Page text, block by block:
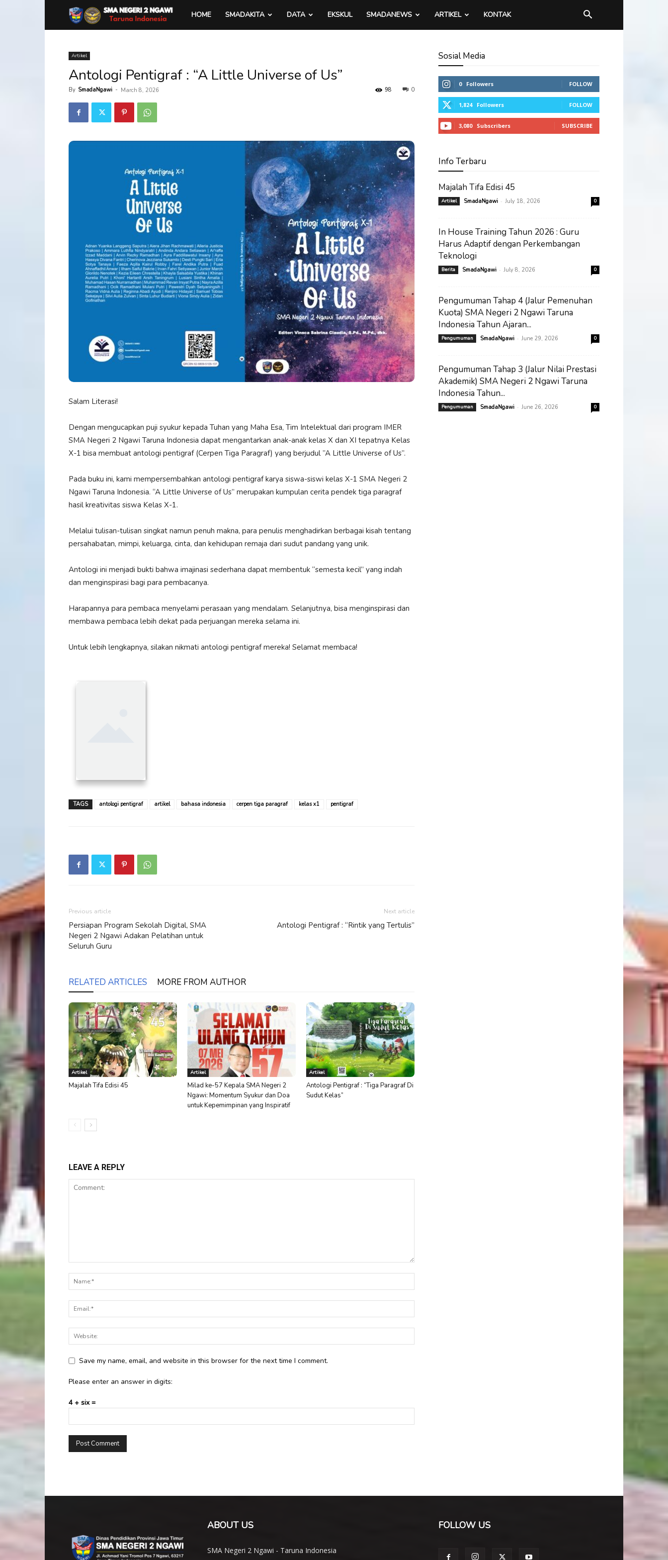
SMA
2
HOME SMADAKITA DATA EKSKUL SMADANEWS ARTIKEL KONTAK
Artikel
Antologi Pentigraf : “A Little Universe of Us”
By SmadaNgawi - March 8, 2026 0
98
Salam Literasi!
Dengan mengucapkan puji syukur kepada Tuhan yang Maha Esa, Tim Intelektual dari program IMER
SMA Negeri 2 Ngawi Taruna Indonesia dapat mengantarkan anak-anak kelas X dan XI tepatnya Kelas
X-1 bisa membuat antologi pentigraf (Cerpen Tiga Paragraf) yang berjudul ”A Little Universe of Us”.
Pada buku ini, kami mempersembahkan antologi pentigraf karya siswa-siswi kelas X-1 SMA Negeri 2
Ngawi Taruna Indonesia. “A Little Universe of Us” merupakan kumpulan cerita pendek tiga paragraf
hasil kreativitas siswa Kelas X-1.
Melalui tulisan-tulisan singkat namun penuh makna, para penulis menghadirkan berbagai kisah tentang
persahabatan, mimpi, keluarga, cinta, dan kehidupan remaja dari sudut pandang yang unik.
Antologi ini menjadi bukti bahwa imajinasi sederhana dapat membentuk “semesta kecil” yang indah
dan menginspirasi bagi para pembacanya.
Harapannya para pembaca menyelami perasaan yang mendalam. Selanjutnya, bisa menginspirasi dan
membawa pembaca lebih dekat pada perjuangan mereka selama ini.
Untuk lebih lengkapnya, silakan nikmati antologi pentigraf mereka! Selamat membaca!
TAGS antologi pentigraf artikel bahasa indonesia cerpen tiga paragraf kelas x1 pentigraf
Previous article
Persiapan Program Sekolah Digital, SMA
Negeri 2 Ngawi Adakan Pelatihan untuk
Seluruh Guru
Next article
Antologi Pentigraf : “Rintik yang Tertulis”
RELATED ARTICLES MORE FROM AUTHOR
Artikel
Majalah Tifa Edisi 45
Artikel
Milad ke-57 Kepala SMA Negeri 2
Ngawi: Momentum Syukur dan Doa
untuk Kepemimpinan yang Inspiratif
Artikel
Antologi Pentigraf : “Tiga Paragraf Di
Sudut Kelas”
LEAVE A REPLY
Save my name, email, and website in this browser for the next time I comment.
Please enter an answer in digits:
4 + six =
Sosial Media
0 Followers FOLLOW
1,824 Followers FOLLOW
3,080 Subscribers SUBSCRIBE
Info Terbaru
Majalah Tifa Edisi 45
Artikel SmadaNgawi - July 18, 2026 0
In House Training Tahun 2026 : Guru
Harus Adaptif dengan Perkembangan
Teknologi
Berita SmadaNgawi - July 8, 2026 0
Pengumuman Tahap 4 (Jalur Pemenuhan
Kuota) SMA Negeri 2 Ngawi Taruna
Indonesia Tahun Ajaran...
Pengumuman SmadaNgawi - June 29, 2026 0
Pengumuman Tahap 3 (Jalur Nilai Prestasi
Akademik) SMA Negeri 2 Ngawi Taruna
Indonesia Tahun...
Pengumuman SmadaNgawi - June 26, 2026 0
ABOUT US
SMA Negeri 2 Ngawi - Taruna Indonesia
FOLLOW US